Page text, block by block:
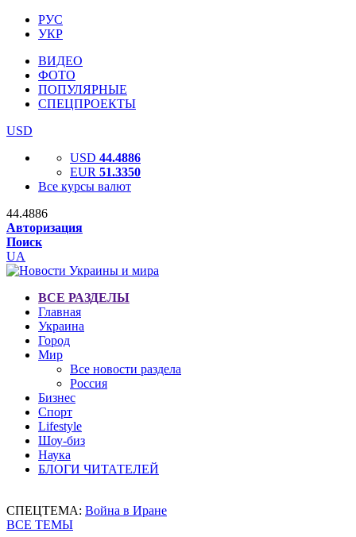
РУС
УКР
ВИДЕО
ФОТО
ПОПУЛЯРНЫЕ
СПЕЦПРОЕКТЫ
USD
USD 44.4886
EUR 51.3350
Все курсы валют
44.4886
Авторизация
Поиск
UA
ВСЕ РАЗДЕЛЫ
Главная
Украина
Город
Мир
Все новости раздела
Россия
Бизнес
Спорт
Lifestyle
Шоу-биз
Наука
БЛОГИ ЧИТАТЕЛЕЙ
СПЕЦТЕМА: Война в Иране
ВСЕ ТЕМЫ